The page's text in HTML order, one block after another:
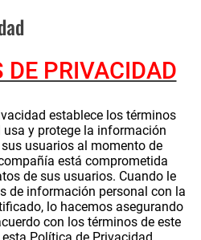
PRIVACIDAD
establece los términos
usa y protege la información
usuarios al momento de
está comprometida
de sus usuarios. Cuando le
de información personal con la
lo hacemos asegurando
con los términos de este